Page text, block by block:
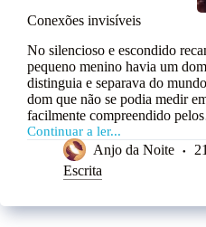
Conexões invisíveis
No silencioso e escondido
pequeno menino havia um
distinguia e separava do
dom que não se podia medir
facilmente compreendido
Continuar a ler...
Anjo da Noite
Escrita